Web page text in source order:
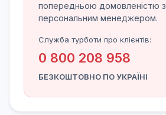
попередньою домовленістю з
персональним менеджером.
Служба турботи про клієнтів:
0 800 208 958
БЕЗКОШТОВНО ПО УКРАЇНІ